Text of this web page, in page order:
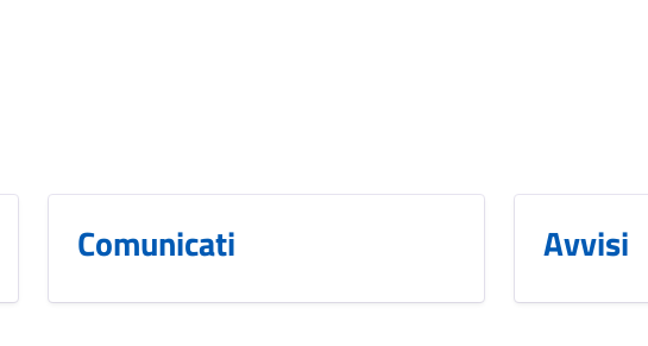
Comunicati Avvisi